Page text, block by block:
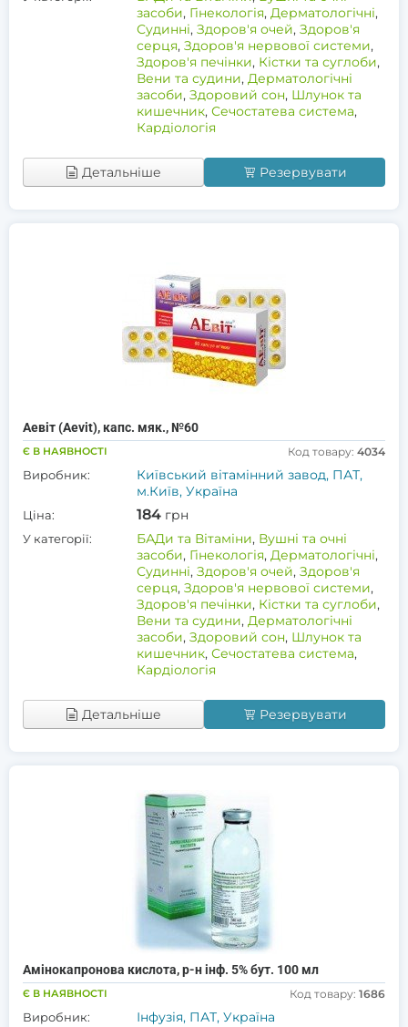
засоби, Гінекологія, Дерматологічні,
Судинні, Здоров'я очей, Здоров'я
серця, Здоров'я нервової системи,
Здоров'я печінки, Кістки та суглоби,
Вени та судини, Дерматологічні
засоби, Здоровий сон, Шлунок та
кишечник, Сечостатева система,
Кардіологія
Детальніше Резервувати
Аевіт (Aevit), капс. мяк., №60
Є В НАЯВНОСТІ Код товару: 4034
Виробник:
Київський вітамінний завод, ПАТ,
м.Київ, Україна
Ціна: 184 грн
У категорії: БАДи та Вітаміни, Вушні та очні
засоби, Гінекологія, Дерматологічні,
Судинні, Здоров'я очей, Здоров'я
серця, Здоров'я нервової системи,
Здоров'я печінки, Кістки та суглоби,
Вени та судини, Дерматологічні
засоби, Здоровий сон, Шлунок та
кишечник, Сечостатева система,
Кардіологія
Детальніше Резервувати
Амінокапронова кислота, р-н інф. 5% бут. 100 мл
Є В НАЯВНОСТІ Код товару: 1686
Виробник: Інфузія, ПАТ, Україна